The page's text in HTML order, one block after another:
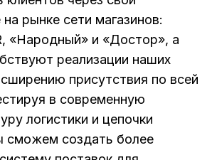
рынке сети магазинов:
«Народный» и «Достор», а
реализации наших
присутствия по всей
в современную
логистики и цепочки
сможем создать более